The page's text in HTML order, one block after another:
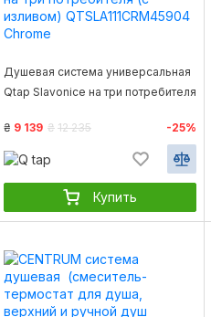
Душевая система универсальная
Qtap Slavonice на три потребителя
Chrome
₴ 9 139 ₴ 12 235 -25%
Купить